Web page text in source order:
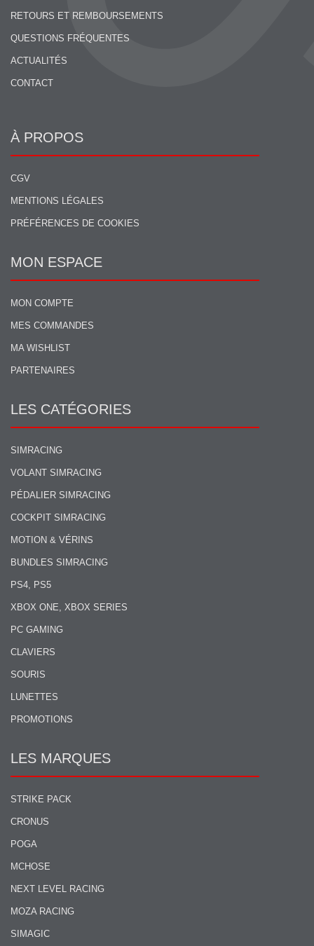
RETOURS ET REMBOURSEMENTS
QUESTIONS FRÉQUENTES
ACTUALITÉS
CONTACT
À PROPOS
CGV
MENTIONS LÉGALES
PRÉFÉRENCES DE COOKIES
MON ESPACE
MON COMPTE
MES COMMANDES
MA WISHLIST
PARTENAIRES
LES CATÉGORIES
SIMRACING
VOLANT SIMRACING
PÉDALIER SIMRACING
COCKPIT SIMRACING
MOTION & VÉRINS
BUNDLES SIMRACING
PS4, PS5
XBOX ONE, XBOX SERIES
PC GAMING
CLAVIERS
SOURIS
LUNETTES
PROMOTIONS
LES MARQUES
STRIKE PACK
CRONUS
POGA
MCHOSE
NEXT LEVEL RACING
MOZA RACING
SIMAGIC